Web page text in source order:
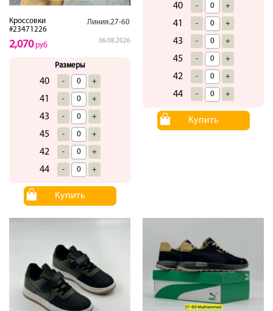
Кроссовки
#23471226
Линия.27-60
06.08.2026
2,070руб
Размеры
40 - +
41 - +
43 - +
45 - +
42 - +
44 - +
Купить
40 - +
41 - +
43 - +
45 - +
42 - +
44 - +
Купить